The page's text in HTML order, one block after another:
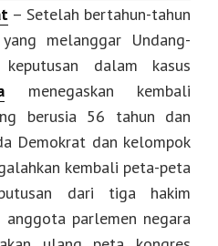
– Setelah bertahun-tahun
melanggar Undang-
dalam kasus
menegaskan kembali
berusia 56 tahun dan
Demokrat dan kelompok
kembali peta-peta
dari tiga hakim
parlemen negara